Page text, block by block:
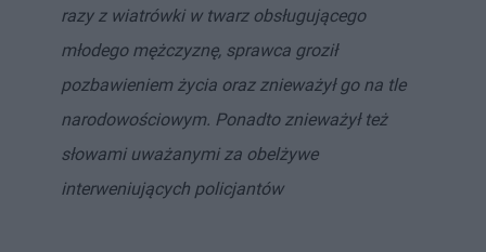
razy z wiatrówki w twarz obsługującego
młodego mężczyznę, sprawca groził
pozbawieniem życia oraz znieważył go na tle
narodowościowym. Ponadto znieważył też
słowami uważanymi za obelżywe
interweniujących policjantów